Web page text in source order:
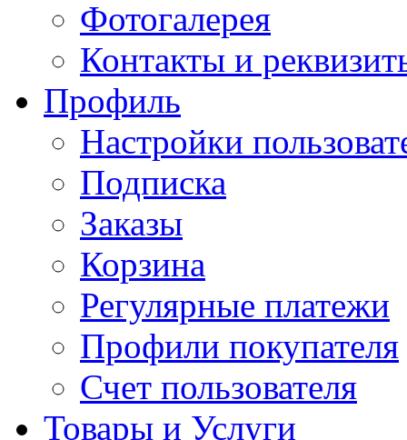
Фотогалерея
Контакты и
Профиль
Настройки
Подписка
Заказы
Корзина
Регулярные платежи
Профили покупателя
Счет пользователя
Товары и Услуги